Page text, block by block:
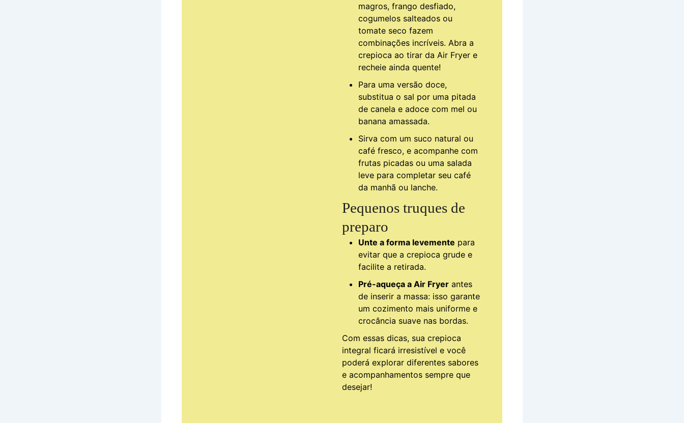
magros, frango desfiado,
cogumelos salteados ou
tomate seco fazem
combinações incríveis. Abra a
crepioca ao tirar da Air Fryer e
recheie ainda quente!
Para uma versão doce,
substitua o sal por uma pitada
de canela e adoce com mel ou
banana amassada.
Sirva com um suco natural ou
café fresco, e acompanhe com
frutas picadas ou uma salada
leve para completar seu café
da manhã ou lanche.
Pequenos truques de
preparo
Unte a forma levemente para
evitar que a crepioca grude e
facilite a retirada.
Pré-aqueça a Air Fryer antes
de inserir a massa: isso garante
um cozimento mais uniforme e
crocância suave nas bordas.
Com essas dicas, sua crepioca
integral ficará irresistível e você
poderá explorar diferentes sabores
e acompanhamentos sempre que
desejar!